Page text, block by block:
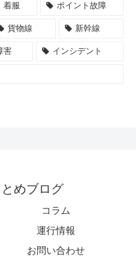
着服 ポイント故障
貨物線 新幹線
害 インシデント
めブログ
コラム
運行情報
お問い合わせ